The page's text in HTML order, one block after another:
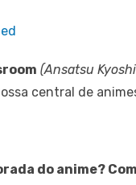
(Ansatsu
central de
do anime?